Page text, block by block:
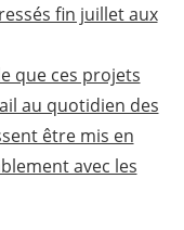
fin juillet aux
que ces projets
au quotidien des
être mis en
avec les